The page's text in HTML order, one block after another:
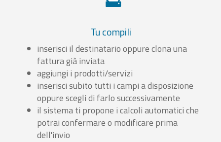
Tu compili
inserisci il destinatario oppure clona una
fattura già inviata
aggiungi i prodotti/servizi
inserisci subito tutti i campi a disposizione
oppure scegli di farlo successivamente
il sistema ti propone i calcoli automatici che
potrai confermare o modificare prima
dell'invio